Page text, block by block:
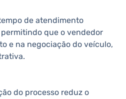
de atendimento
que o vendedor
e na negociação do veículo,
do processo reduz o